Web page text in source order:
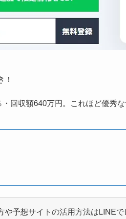
！
回収額640万円。これほど優秀
や予想サイトの活用方法はLINEで